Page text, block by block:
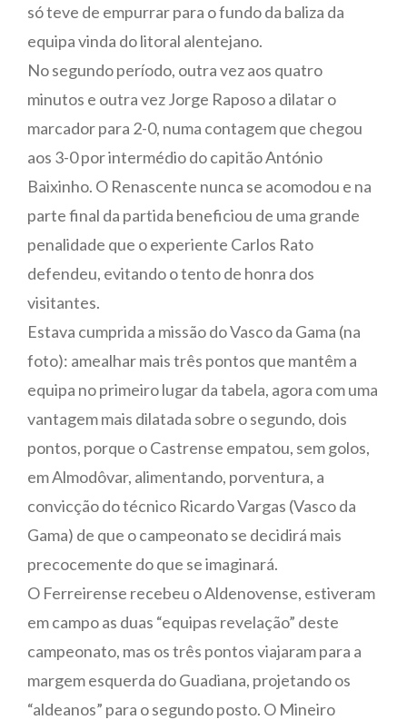
só teve de empurrar para o fundo da baliza da
equipa vinda do litoral alentejano.
No segundo período, outra vez aos quatro
minutos e outra vez Jorge Raposo a dilatar o
marcador para 2-0, numa contagem que chegou
aos 3-0 por intermédio do capitão António
Baixinho. O Renascente nunca se acomodou e na
parte final da partida beneficiou de uma grande
penalidade que o experiente Carlos Rato
defendeu, evitando o tento de honra dos
visitantes.
Estava cumprida a missão do Vasco da Gama (na
foto): amealhar mais três pontos que mantêm a
equipa no primeiro lugar da tabela, agora com uma
vantagem mais dilatada sobre o segundo, dois
pontos, porque o Castrense empatou, sem golos,
em Almodôvar, alimentando, porventura, a
convicção do técnico Ricardo Vargas (Vasco da
Gama) de que o campeonato se decidirá mais
precocemente do que se imaginará.
O Ferreirense recebeu o Aldenovense, estiveram
em campo as duas “equipas revelação” deste
campeonato, mas os três pontos viajaram para a
margem esquerda do Guadiana, projetando os
“aldeanos” para o segundo posto. O Mineiro